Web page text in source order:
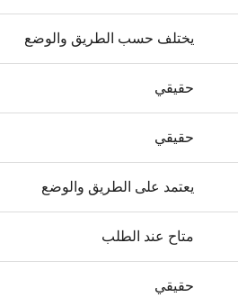
يختلف حسب الطريق والوضع
حقيقي
حقيقي
يعتمد على الطريق والوضع
متاح عند الطلب
حقيقي